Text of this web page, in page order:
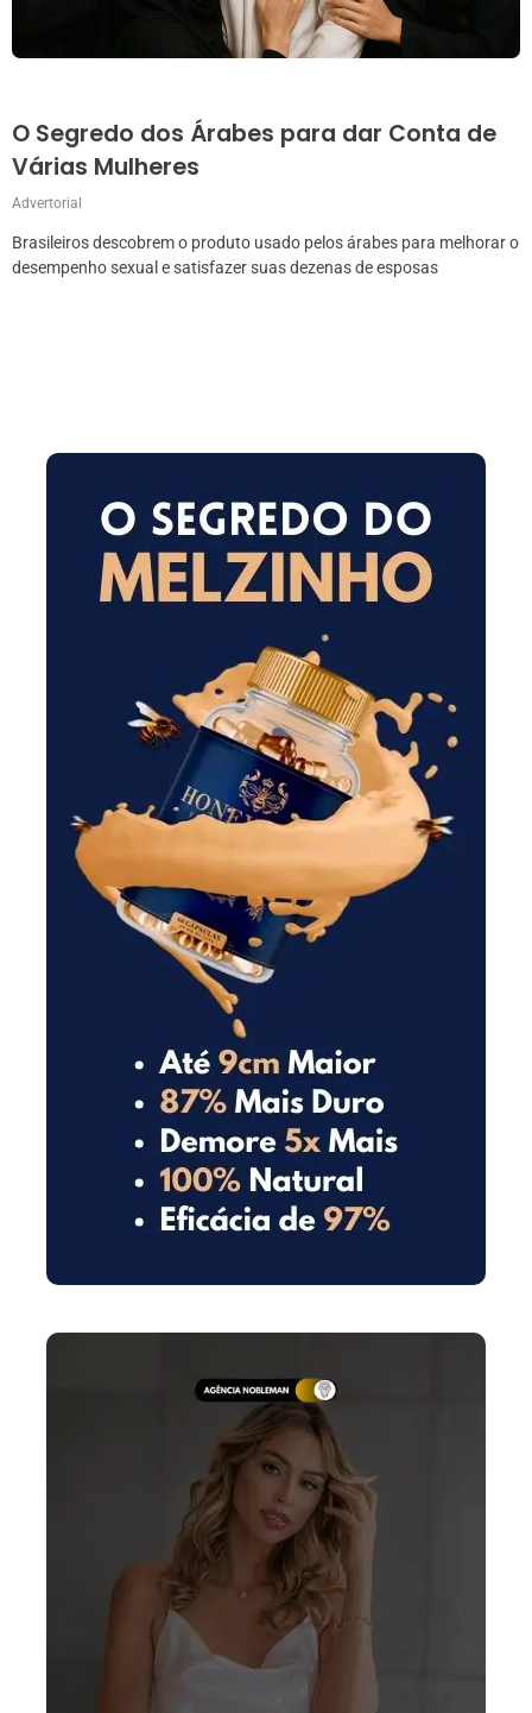
O Segredo dos Árabes para dar Conta de
Várias Mulheres
Advertorial
Brasileiros descobrem o produto usado pelos árabes para melhorar o
desempenho sexual e satisfazer suas dezenas de esposas